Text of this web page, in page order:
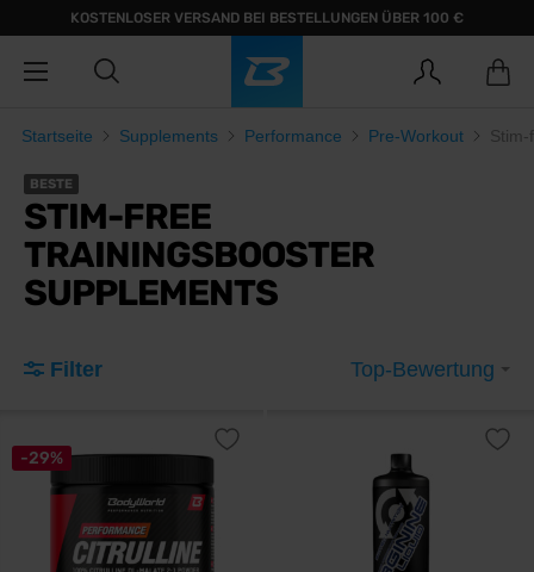
KOSTENLOSER VERSAND BEI BESTELLUNGEN ÜBER 100 €
Startseite Supplements Performance Pre-Workout
BESTE
STIM-FREE
TRAININGSBOOSTER
SUPPLEMENTS
Filter Top-Bewertung
-29%